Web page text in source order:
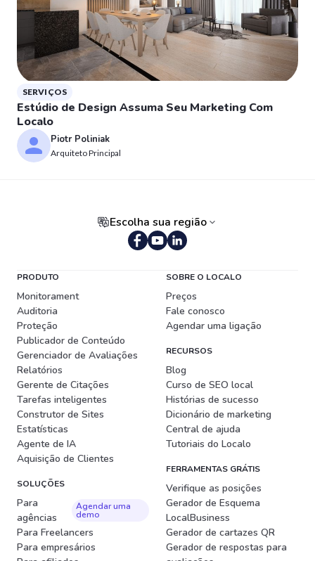
SERVIÇOS
Estúdio de Design Assuma Seu Marketing Com
Localo
Piotr Poliniak
Arquiteto Principal
Escolha sua região
PRODUTO
Monitorament
Auditoria
Proteção
Publicador de Conteúdo
Gerenciador de Avaliações
Relatórios
Gerente de Citações
Tarefas inteligentes
Construtor de Sites
Estatísticas
Agente de IA
Aquisição de Clientes
SOLUÇÕES
Para
agências
Agendar uma
demo
Para Freelancers
Para empresários
SOBRE O LOCALO
Preços
Fale conosco
Agendar uma ligação
RECURSOS
Blog
Curso de SEO local
Histórias de sucesso
Dicionário de marketing
Central de ajuda
Tutoriais do Localo
FERRAMENTAS GRÁTIS
Verifique as posições
Gerador de Esquema
LocalBusiness
Gerador de cartazes QR
Gerador de respostas para